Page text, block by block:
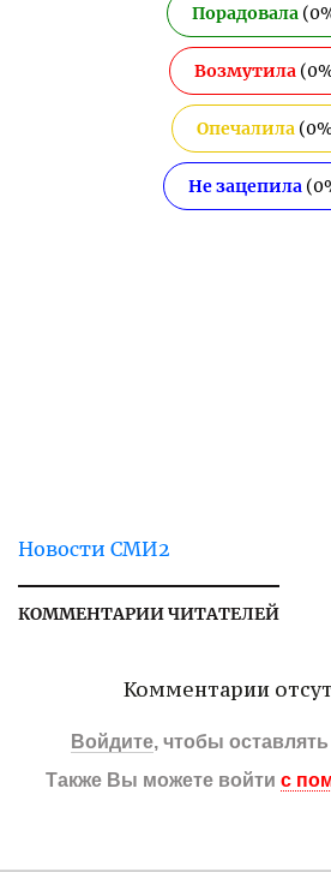
Порадовала (0
Возмутила (0
Опечалила(0
Не зацепила (0
Новости СМИ2
КОММЕНТАРИИ ЧИТАТЕЛЕЙ
Комментарии
Войдите, чтобы
Также Вы можете войти с